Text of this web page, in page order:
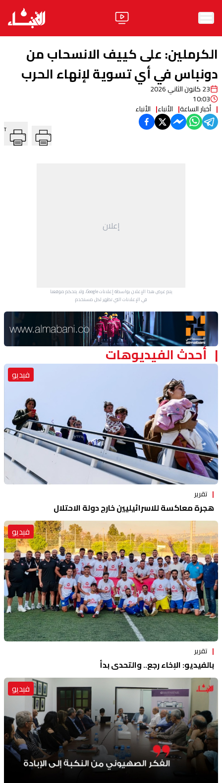
الأخبار
آراء
فيديو
مواقف
الكرملين: على كييف الانسحاب من
دونباس في أي تسوية لإنهاء الحرب
23 كانون الثاني 2026
10:03
أخبار الساعة الأنباء الأنباء
T
إعلان
يتم عرض هذا الإعلان بواسطة إعلانات Google، ولا يتحكم موقعنا
في الإعلانات التي تظهر لكل مستخدم.
Advertisement Section
أحدث الفيديوهات
فيديو
تقرير
هجرة معاكسة للاسرائيليين خارج دولة الاحتلال
فيديو
تقرير
بالفيديو: الإخاء رجع.. والتحدي بدأ
فيديو